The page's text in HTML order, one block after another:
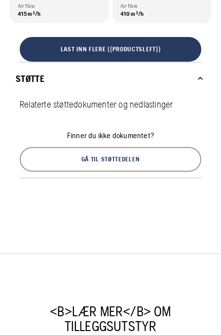
Air flow
415 m³/h
Air flow
410 m³/h
LAST INN FLERE ({PRODUCTSLEFT})
STØTTE
Relaterte støttedokumenter og nedlastinger
Finner du ikke dokumentet?
GÅ TIL STØTTEDELEN
<B>LÆR MER</B> OM
TILLEGGSUTSTYR